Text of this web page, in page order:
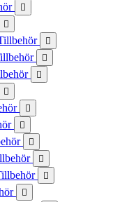











